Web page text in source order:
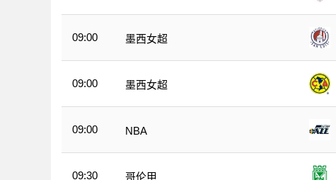
09:00 墨西女超
09:00 墨西女超
09:00 NBA
09:30 哥伦甲